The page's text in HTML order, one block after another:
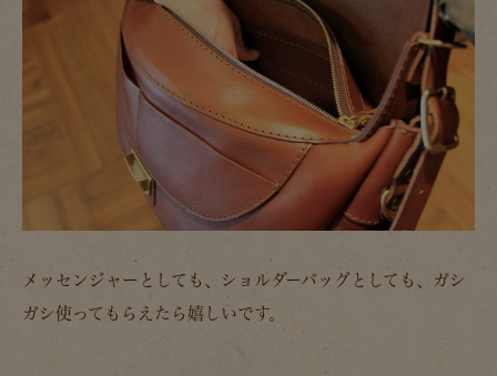
メッセンジャーとしても、ショルダーバッグとしても、ガシ
ガシ使ってもらえたら嬉しいです。